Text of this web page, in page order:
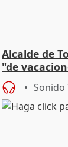
Alcalde de
"de
Sonido